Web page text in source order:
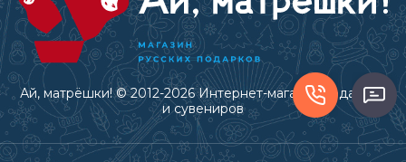
Ай, матрёшки! © 2012-2026 Интернет-магазин подарков
и сувениров